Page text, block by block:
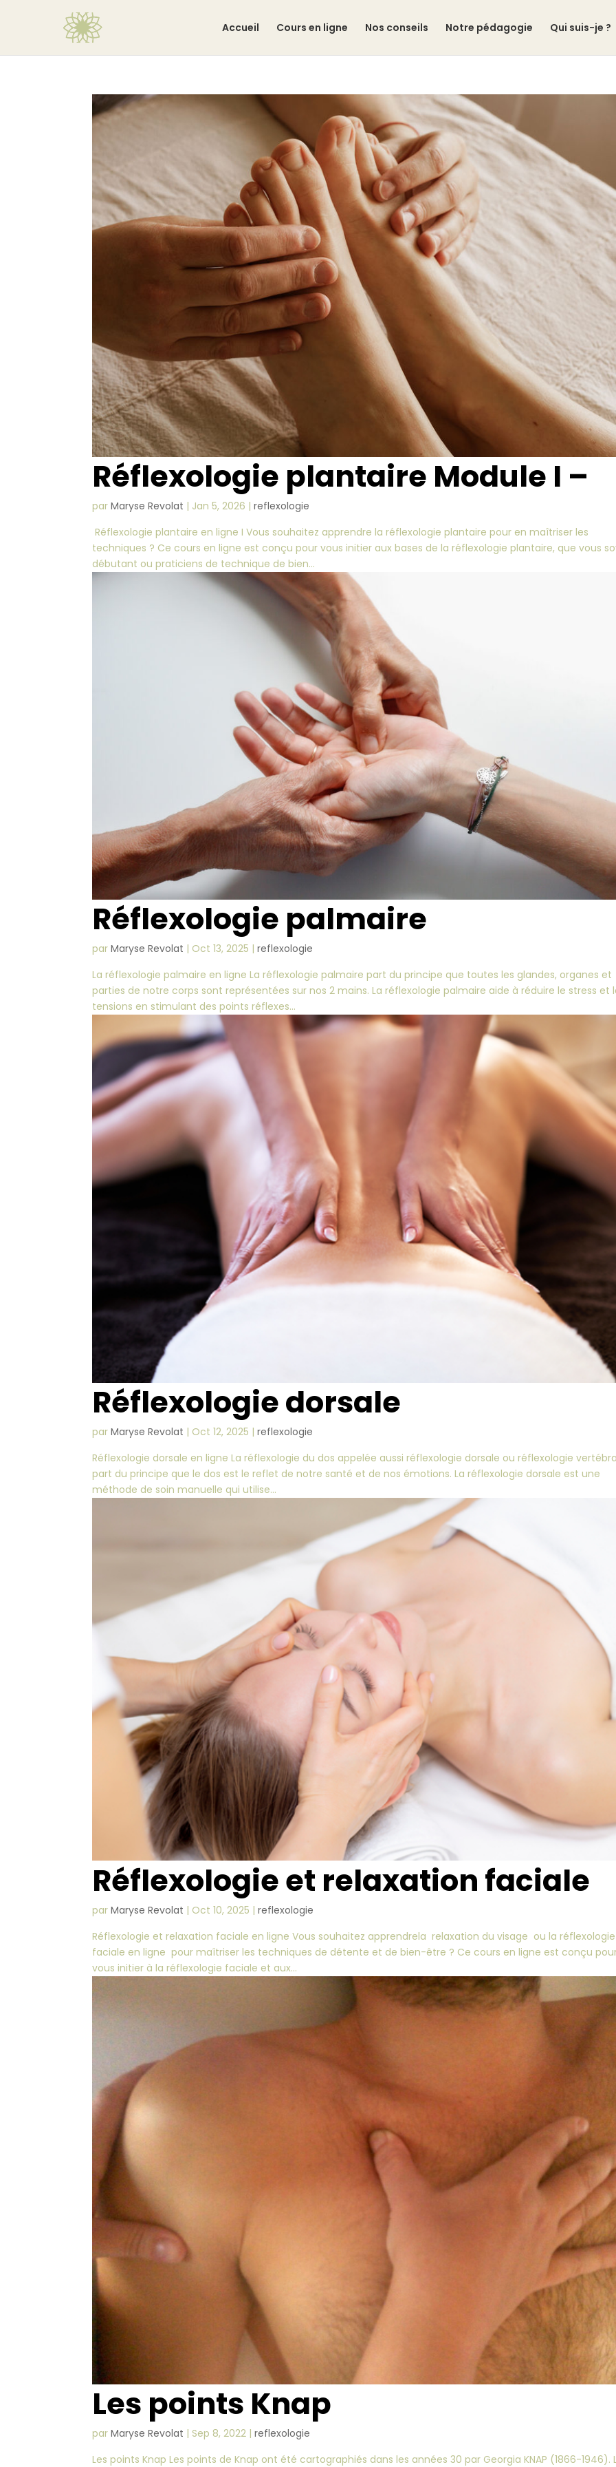
Accueil Cours en ligne Nos conseils Notre pédagogie Qui suis-je ?
Réflexologie plantaire Module I –
parMaryse Revolat | Jan 5, 2026 |reflexologie
Réflexologie plantaire en ligne I Vous souhaitez apprendre la réflexologie plantaire pour en maîtriser les
techniques ? Ce cours en ligne est conçu pour vous initier aux bases de la réflexologie plantaire, que vous
débutant ou praticiens de technique de bien...
Réflexologie palmaire
parMaryse Revolat | Oct 13, 2025 |reflexologie
La réflexologie palmaire en ligne La réflexologie palmaire part du principe que toutes les glandes, organes et
parties de notre corps sont représentées sur nos 2 mains. La réflexologie palmaire aide à réduire le stress et
tensions en stimulant des points réflexes...
Réflexologie dorsale
parMaryse Revolat | Oct 12, 2025 |reflexologie
Réflexologie dorsale en ligne La réflexologie du dos appelée aussi réflexologie dorsale ou réflexologie
part du principe que le dos est le reflet de notre santé et de nos émotions. La réflexologie dorsale est une
méthode de soin manuelle qui utilise...
Réflexologie et relaxation faciale
parMaryse Revolat | Oct 10, 2025 |reflexologie
Réflexologie et relaxation faciale en ligne Vous souhaitez apprendrela relaxation du visage ou la réflexologie
faciale en ligne pour maîtriser les techniques de détente et de bien-être ? Ce cours en ligne est conçu
vous initier à la réflexologie faciale et aux...
Les points Knap
parMaryse Revolat | Sep 8, 2022 |reflexologie
Les points Knap Les points de Knap ont été cartographiés dans les années 30 par Georgia KNAP (1866-1946).